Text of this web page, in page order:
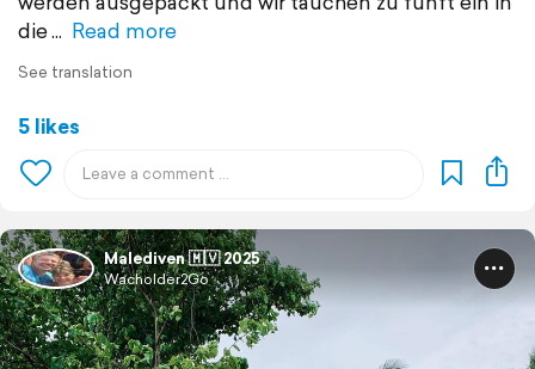
die
Read more
See translation
5 likes
Malediven 🇲🇻 2025
Wacholder2Go